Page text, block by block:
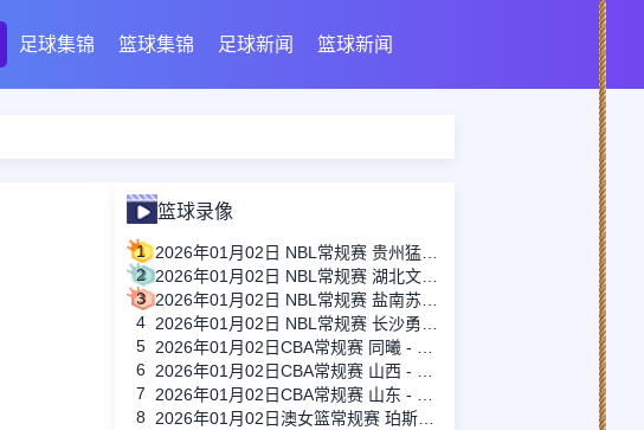
足球集锦 篮球集锦 足球新闻 篮球新闻
篮球录像
1
2
3
4
5
6
7
8